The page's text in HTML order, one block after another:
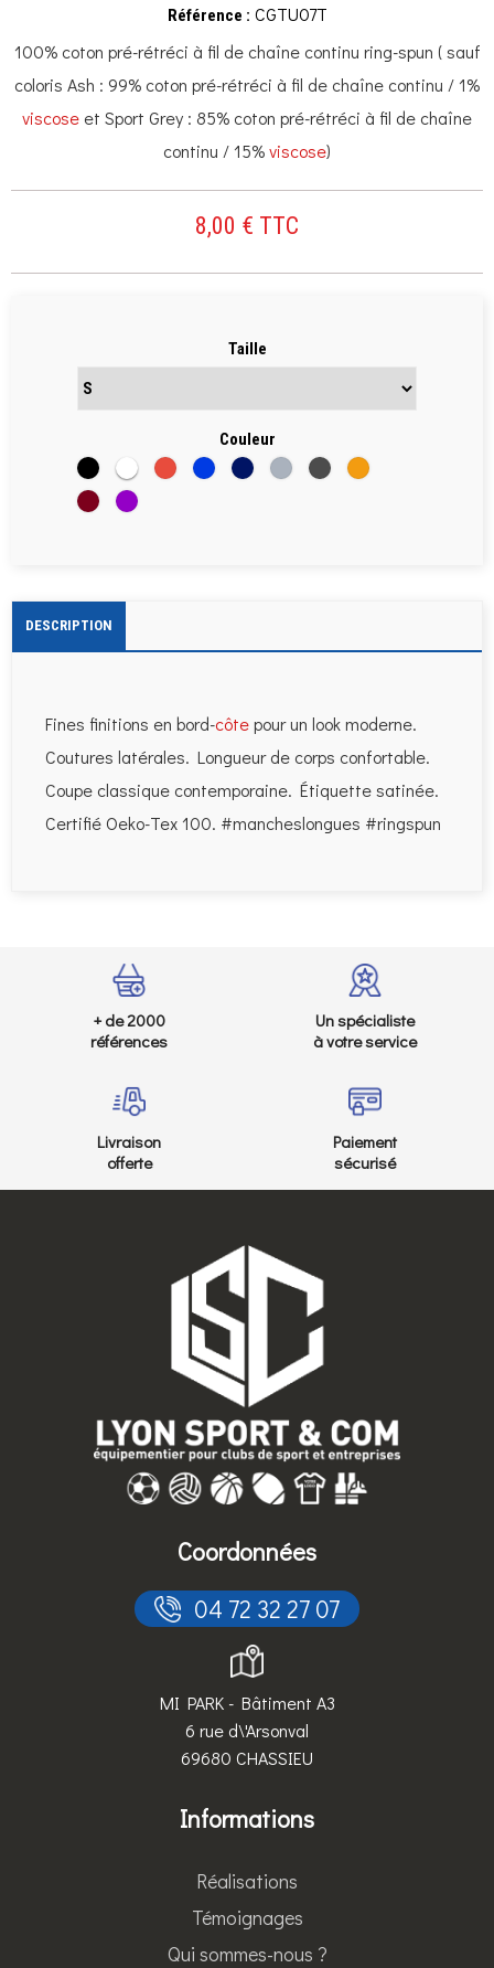
Référence : CGTU07T
100% coton pré-rétréci à fil de chaîne continu ring-spun ( sauf
coloris Ash : 99% coton pré-rétréci à fil de chaîne continu / 1%
viscose et Sport Grey : 85% coton pré-rétréci à fil de chaîne
continu / 15%viscose)
8,00 € TTC
Taille
Couleur
Noir
BlancRougeBleu
Bleu
Gris Anthracite
Orange
BurgundyVIOLET
DESCRIPTION
Fines finitions en bord-côtepour un look moderne.
Coutures latérales. Longueur de corps confortable.
Coupe classique contemporaine. Étiquette satinée.
Certifié Oeko-Tex 100. #mancheslongues #ringspun
+ de 2000
références
Un spécialiste
à votre service
Livraison
offerte
Paiement
sécurisé
Coordonnées
04 72 32 27 07
MI PARK - Bâtiment A3
6 rue d\'Arsonval
69680 CHASSIEU
Informations
Réalisations
Témoignages
Qui sommes-nous ?